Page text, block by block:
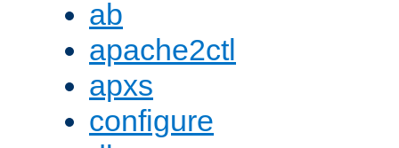
ab
apache2ctl
apxs
configure